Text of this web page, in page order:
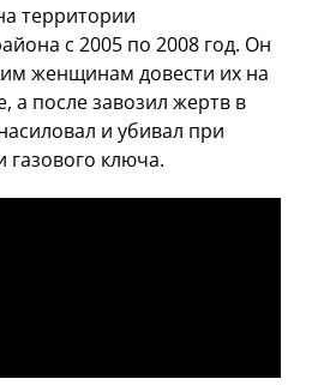
территории
с 2005 по 2008 год. Он
женщинам довести их на
а после завозил жертв в
и убивал при
ключа.